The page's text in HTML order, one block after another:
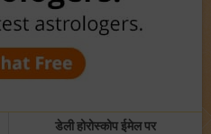
डेली होरोस्कोप ईमेल पर